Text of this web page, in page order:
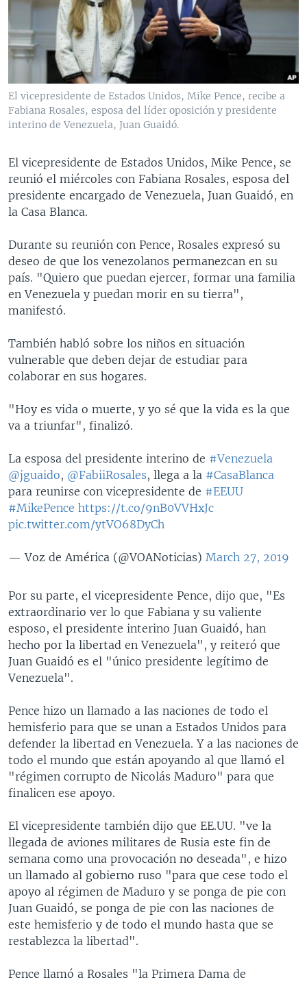
VENEZUELA
BRASIL
NICARAGUA
ECONOMÍA
ENTRETENIMIENTO Y CULTURA
TECNOLOGÍA
DEPORTES
CIENCIA Y SALUD
MULTIMEDIA
VIDEOS
FOTOGRAFÍA
AUDIOS
PROGRAMAS TV
EL MUNDO AL DÍA
FORO INTERAMERICANO
VISIÓN 360
PANORAMA
RADIO
AVANCE INFORMATIVO
AUDIONOTICIAS
ESTADOS UNIDOS AL DÍA
EL MUNDO AL DÍA [RADIO]
FORO [RADIO]
NOTA ECONÓMICA
ENTRETENIMIENTO
DIRECT
DOCUMENTALES DE LA VOA
SÍGANOS
Idiomas
El vicepresidente de Estados Unidos, Mike Pence, recibe a
Fabiana Rosales, esposa del líder oposición y presidente
interino de Venezuela, Juan Guaidó.
El vicepresidente de Estados Unidos, Mike Pence, se
reunió el miércoles con Fabiana Rosales, esposa del
presidente encargado de Venezuela, Juan Guaidó, en
la Casa Blanca.
Durante su reunión con Pence, Rosales expresó su
deseo de que los venezolanos permanezcan en su
país. "Quiero que puedan ejercer, formar una familia
en Venezuela y puedan morir en su tierra",
manifestó.
También habló sobre los niños en situación
vulnerable que deben dejar de estudiar para
colaborar en sus hogares.
"Hoy es vida o muerte, y yo sé que la vida es la que
va a triunfar", finalizó.
La esposa del presidente interino de #Venezuela
@jguaido, @FabiiRosales, llega a la #CasaBlanca
para reunirse con vicepresidente de #EEUU
#MikePence https://t.co/9nB0VVHxJc
pic.twitter.com/ytVO68DyCh
— Voz de América (@VOANoticias) March 27, 2019
Por su parte, el vicepresidente Pence, dijo que, "Es
extraordinario ver lo que Fabiana y su valiente
esposo, el presidente interino Juan Guaidó, han
hecho por la libertad en Venezuela", y reiteró que
Juan Guaidó es el "único presidente legítimo de
Venezuela".
Pence hizo un llamado a las naciones de todo el
hemisferio para que se unan a Estados Unidos para
defender la libertad en Venezuela. Y a las naciones de
todo el mundo que están apoyando al que llamó el
"régimen corrupto de Nicolás Maduro" para que
finalicen ese apoyo.
El vicepresidente también dijo que EE.UU. "ve la
llegada de aviones militares de Rusia este fin de
semana como una provocación no deseada", e hizo
un llamado al gobierno ruso "para que cese todo el
apoyo al régimen de Maduro y se ponga de pie con
Juan Guaidó, se ponga de pie con las naciones de
este hemisferio y de todo el mundo hasta que se
restablezca la libertad".
Pence llamó a Rosales "la Primera Dama de